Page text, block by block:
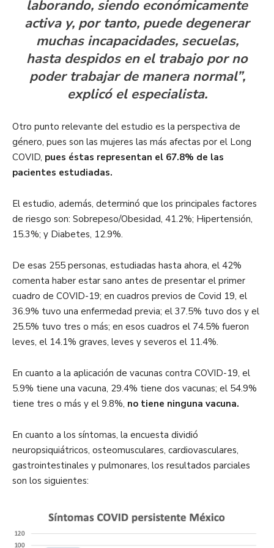
laborando, siendo económicamente
activa y, por tanto, puede degenerar
muchas incapacidades, secuelas,
hasta despidos en el trabajo por no
poder trabajar de manera normal”,
explicó el especialista.
Otro punto relevante del estudio es la perspectiva de
género, pues son las mujeres las más afectas por el Long
COVID, pues éstas representan el 67.8% de las
pacientes estudiadas.
El estudio, además, determinó que los principales factores
de riesgo son: Sobrepeso/Obesidad, 41.2%; Hipertensión,
15.3%; y Diabetes, 12.9%.
De esas 255 personas, estudiadas hasta ahora, el 42%
comenta haber estar sano antes de presentar el primer
cuadro de COVID-19; en cuadros previos de Covid 19, el
36.9% tuvo una enfermedad previa; el 37.5% tuvo dos y el
25.5% tuvo tres o más; en esos cuadros el 74.5% fueron
leves, el 14.1% graves, leves y severos el 11.4%.
En cuanto a la aplicación de vacunas contra COVID-19, el
5.9% tiene una vacuna, 29.4% tiene dos vacunas; el 54.9%
tiene tres o más y el 9.8%, no tiene ninguna vacuna.
En cuanto a los síntomas, la encuesta dividió
neuropsiquiátricos, osteomusculares, cardiovasculares,
gastrointestinales y pulmonares, los resultados parciales
son los siguientes: